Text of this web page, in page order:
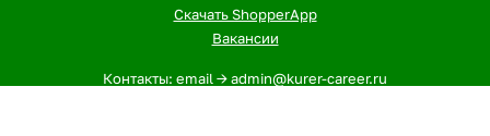
Скачать ShopperApp
Вакансии
Контакты: email -> admin@kurer-career.ru